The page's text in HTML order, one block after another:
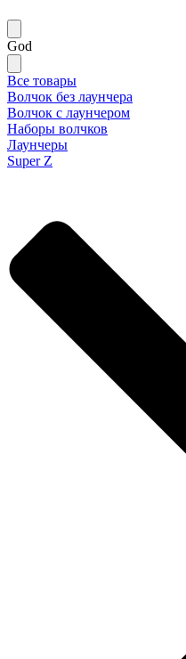
God
Все товары
Волчок без лаунчера
Волчок с лаунчером
Наборы волчков
Лаунчеры
Super Z